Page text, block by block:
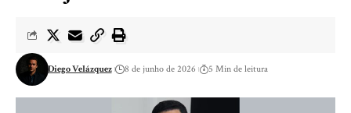
Diego Velázquez 8 de junho de 2026 5 Min de leitura